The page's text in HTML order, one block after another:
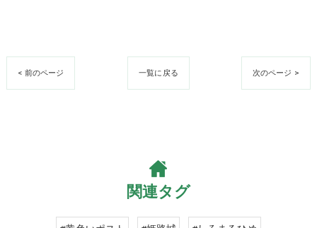
< 前のページ 一覧に戻る 次のページ >
関連タグ